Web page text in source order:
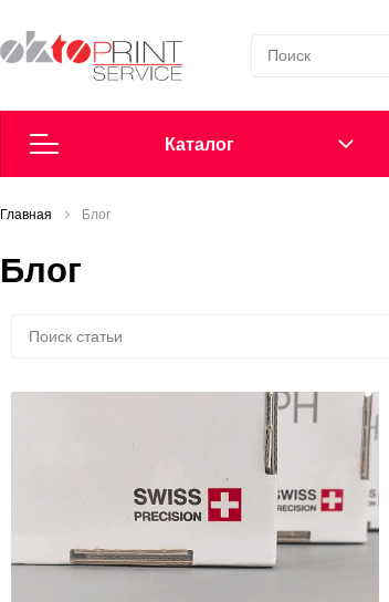
Каталог
Согласие на обработку персональных
Политика в области обработки
Сообщить о нарушении
Добавки в увлажнение
ОРТП
Лакировальные полотна
Главная Блог
Блог